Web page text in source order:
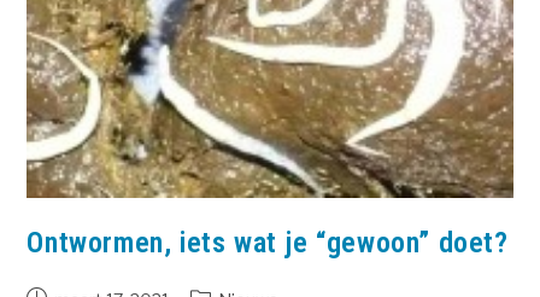
Ontwormen, iets wat je “gewoon” doet?